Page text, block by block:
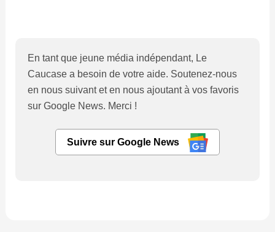
En tant que jeune média indépendant, Le
Caucase a besoin de votre aide. Soutenez-nous
en nous suivant et en nous ajoutant à vos favoris
sur Google News. Merci !
Suivre sur Google News